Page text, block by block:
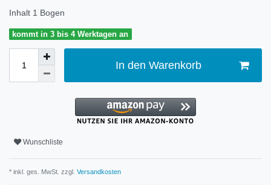
Inhalt 1 Bogen
kommt in 3 bis 4 Werktagen an
In den Warenkorb
Wunschliste
* inkl. ges. MwSt. zzgl. Versandkosten